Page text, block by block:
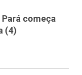
começa
(4)